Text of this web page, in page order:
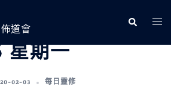
道會
期一
02-03 每日靈修